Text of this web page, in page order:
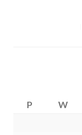
P W